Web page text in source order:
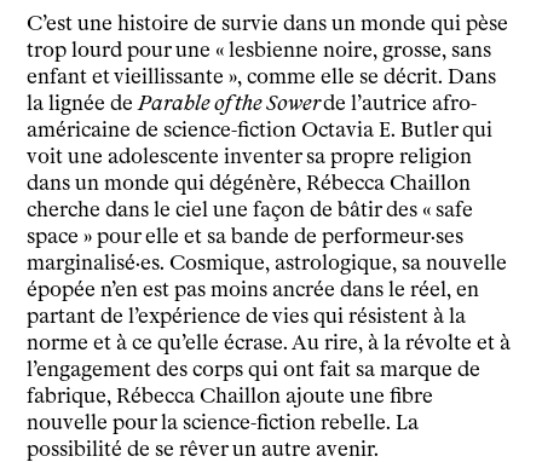
C’est une histoire de survie dans un monde qui pèse
trop lourd pour une « lesbienne noire, grosse, sans
enfant et vieillissante », comme elle se décrit. Dans
la lignée de Parable of the Sowerde l’autrice afro-
américaine de science-fiction Octavia E. Butler qui
voit une adolescente inventer sa propre religion
dans un monde qui dégénère, Rébecca Chaillon
cherche dans le ciel une façon de bâtir des « safe
space » pour elle et sa bande de performeur·ses
marginalisé·es. Cosmique, astrologique, sa nouvelle
épopée n’en est pas moins ancrée dans le réel, en
partant de l’expérience de vies qui résistent à la
norme et à ce qu’elle écrase. Au rire, à la révolte et à
l’engagement des corps qui ont fait sa marque de
fabrique, Rébecca Chaillon ajoute une fibre
nouvelle pour la science-fiction rebelle. La
possibilité de se rêver un autre avenir.
Espace production
Actualités
Newsletter